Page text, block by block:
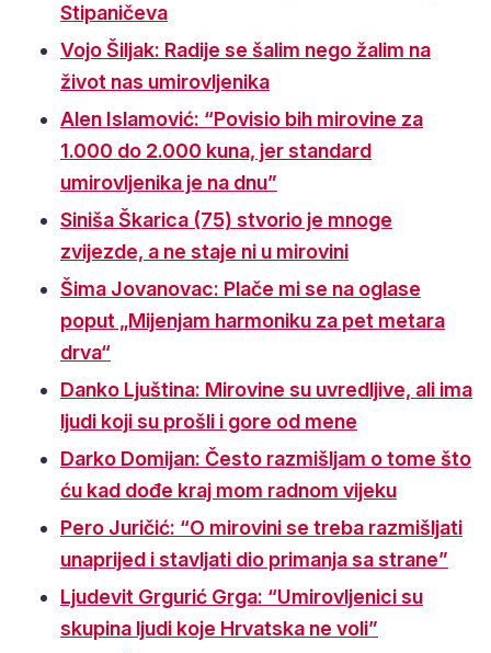
Stipaničeva
Vojo Šiljak: Radije se šalim nego žalim na
život nas umirovljenika
Alen Islamović: “Povisio bih mirovine za
1.000 do 2.000 kuna, jer standard
umirovljenika je na dnu”
Siniša Škarica (75) stvorio je mnoge
zvijezde, a ne staje ni u mirovini
Šima Jovanovac: Plače mi se na oglase
poput „Mijenjam harmoniku za pet metara
drva“
Danko Ljuština: Mirovine su uvredljive, ali ima
ljudi koji su prošli i gore od mene
Darko Domijan: Često razmišljam o tome što
ću kad dođe kraj mom radnom vijeku
Pero Juričić: “O mirovini se treba razmišljati
unaprijed i stavljati dio primanja sa strane”
Ljudevit Grgurić Grga: “Umirovljenici su
skupina ljudi koje Hrvatska ne voli”